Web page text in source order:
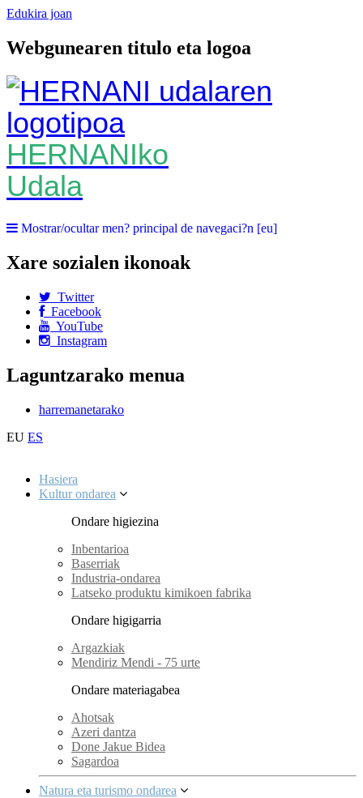
Edukira joan
Webgunearen titulo eta logoa
HERNANIko
Udala
Mostrar/ocultar men? principal de navegaci?n [eu]
Xare sozialen ikonoak
Twitter
Facebook
YouTube
Instagram
Laguntzarako menua
harremanetarako
EU ES
Hasiera
Kultur ondarea
Ondare higiezina
Inbentarioa
Baserriak
Industria-ondarea
Latseko produktu kimikoen fabrika
Ondare higigarria
Argazkiak
Mendiriz Mendi - 75 urte
Ondare materiagabea
Ahotsak
Azeri dantza
Done Jakue Bidea
Sagardoa
Natura eta turismo ondarea